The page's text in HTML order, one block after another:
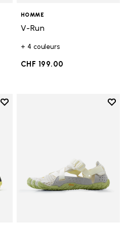
HOMME
V-Run
+ 4 couleurs
CHF 199.00
Add to wishlist
Add